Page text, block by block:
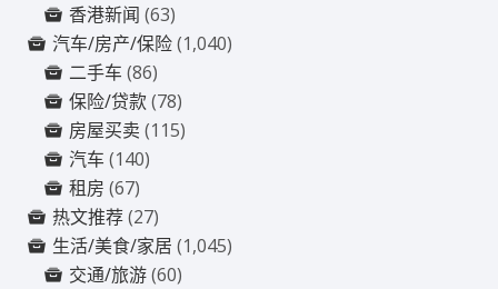
香港新闻 (63)
汽车/房产/保险(1,040)
二手车 (86)
保险/贷款(78)
房屋买卖 (115)
汽车 (140)
租房 (67)
热文推荐(27)
生活/美食/家居 (1,045)
交通/旅游(60)